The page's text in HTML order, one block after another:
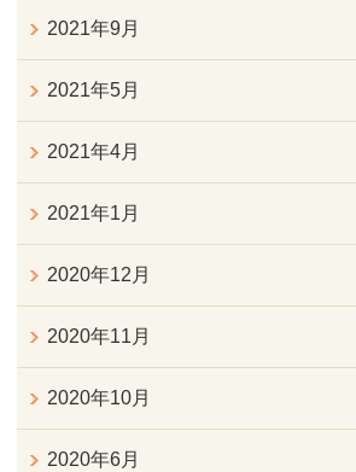
2021年9月
2021年5月
2021年4月
2021年1月
2020年12月
2020年11月
2020年10月
2020年6月